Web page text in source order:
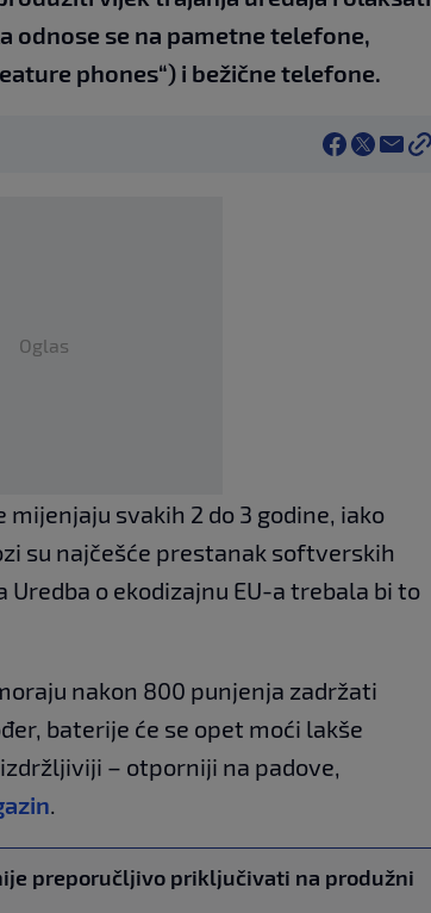
odnose se na pametne telefone,
phones“) i bežične telefone.
Oglas
svakih 2 do 3 godine, iako
su najčešće prestanak softverskih
o ekodizajnu EU-a trebala bi to
nakon 800 punjenja zadržati
baterije će se opet moći lakše
– otporniji na padove,
.
preporučljivo priključivati na produžni